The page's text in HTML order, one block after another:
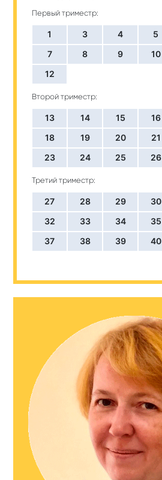
Первый триместр:
1 3 4 5
7
8 9 10
12
Второй триместр:
13 14 15 16
18
19 20 21
23
24 25 26
Третий триместр:
27 28 29 30
32
33 34 35
37
38 39 40